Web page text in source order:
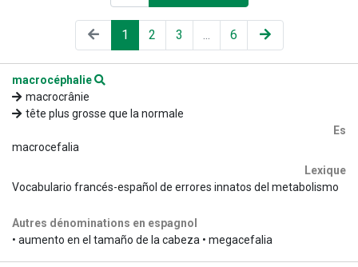
1 2 3 ... 6
macrocéphalie
macrocrânie
tête plus grosse que la normale
Es
macrocefalia
Lexique
Vocabulario francés-español de errores innatos del metabolismo
Autres dénominations en espagnol
• aumento en el tamaño de la cabeza • megacefalia